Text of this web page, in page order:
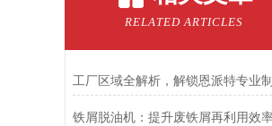
RELATED ARTICLES